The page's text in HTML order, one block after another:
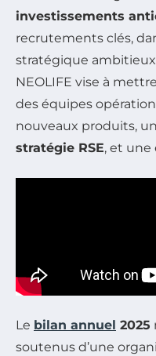
investissements
recrutements clés,
stratégique ambitieux
NEOLIFE vise à
des équipes
nouveaux produits,
stratégie RSE, et une
Le bilan annuel 2025
soutenus d’une